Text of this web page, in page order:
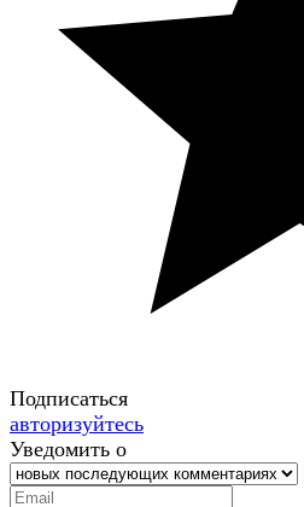
Подписаться
авторизуйтесь
Уведомить о